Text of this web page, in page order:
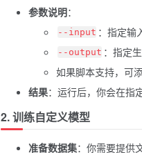
参数说明：
--input ：指定输
--output ：指定
如果脚本支持，可
结果：运行后，你会在指
2. 训练自定义模型
准备数据集：你需要提供